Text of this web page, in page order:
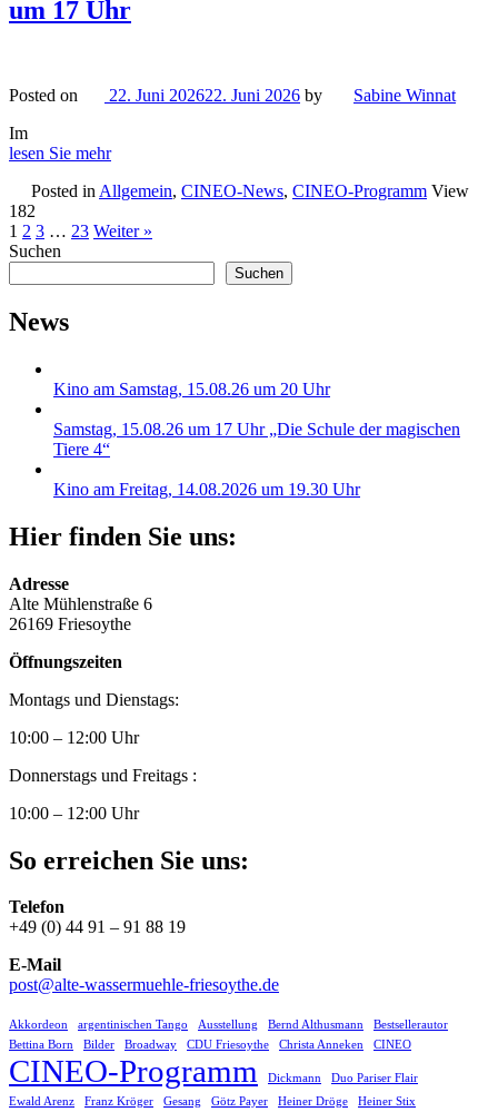
um 17 Uhr
Posted on 22. Juni 202622. Juni 2026 by
Sabine Winnat
Im
lesen Sie mehr
Posted in Allgemein, CINEO-News, CINEO-Programm View
182
1 2 3 … 23 Weiter »
Suchen
Suchen
News
Kino am Samstag, 15.08.26 um 20 Uhr
Samstag, 15.08.26 um 17 Uhr „Die Schule der magischen
Tiere 4“
Kino am Freitag, 14.08.2026 um 19.30 Uhr
Hier finden Sie uns:
Adresse
Alte Mühlenstraße 6
26169 Friesoythe
Öffnungszeiten
Montags und Dienstags:
10:00 – 12:00 Uhr
Donnerstags und Freitags :
10:00 – 12:00 Uhr
So erreichen Sie uns:
Telefon
+49 (0) 44 91 – 91 88 19
E-Mail
post@alte-wassermuehle-friesoythe.de
Akkordeon argentinischen Tango Ausstellung Bernd Althusmann
Bestsellerautor
Bettina Born
Bilder Broadway CDU Friesoythe Christa Anneken CINEO
CINEO-Programm Dickmann
Duo Pariser Flair
Ewald Arenz
Franz Kröger Gesang Götz Payer Heiner Dröge Heiner Stix